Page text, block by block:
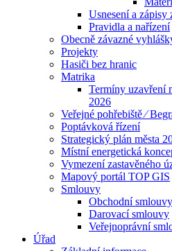
Usnesení a zápisy
Pravidla a nařízení
Obecně závazné
Projekty
Hasiči bez hranic
Matrika
Termíny uzavření
2026
Veřejné pohřebiště ⁄
Poptávková řízení
Strategický plán města
Místní energetická
Vymezení zastavěného
Mapový portál TOP GIS
Smlouvy
Obchodní smlouvy
Darovací smlouvy
Veřejnoprávní
Úřad